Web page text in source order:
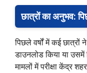
छात्रों का अनुभव:
पिछले वर्षों में कई छात्रों
डाउनलोड किया या
मामलों में परीक्षा केंद्र